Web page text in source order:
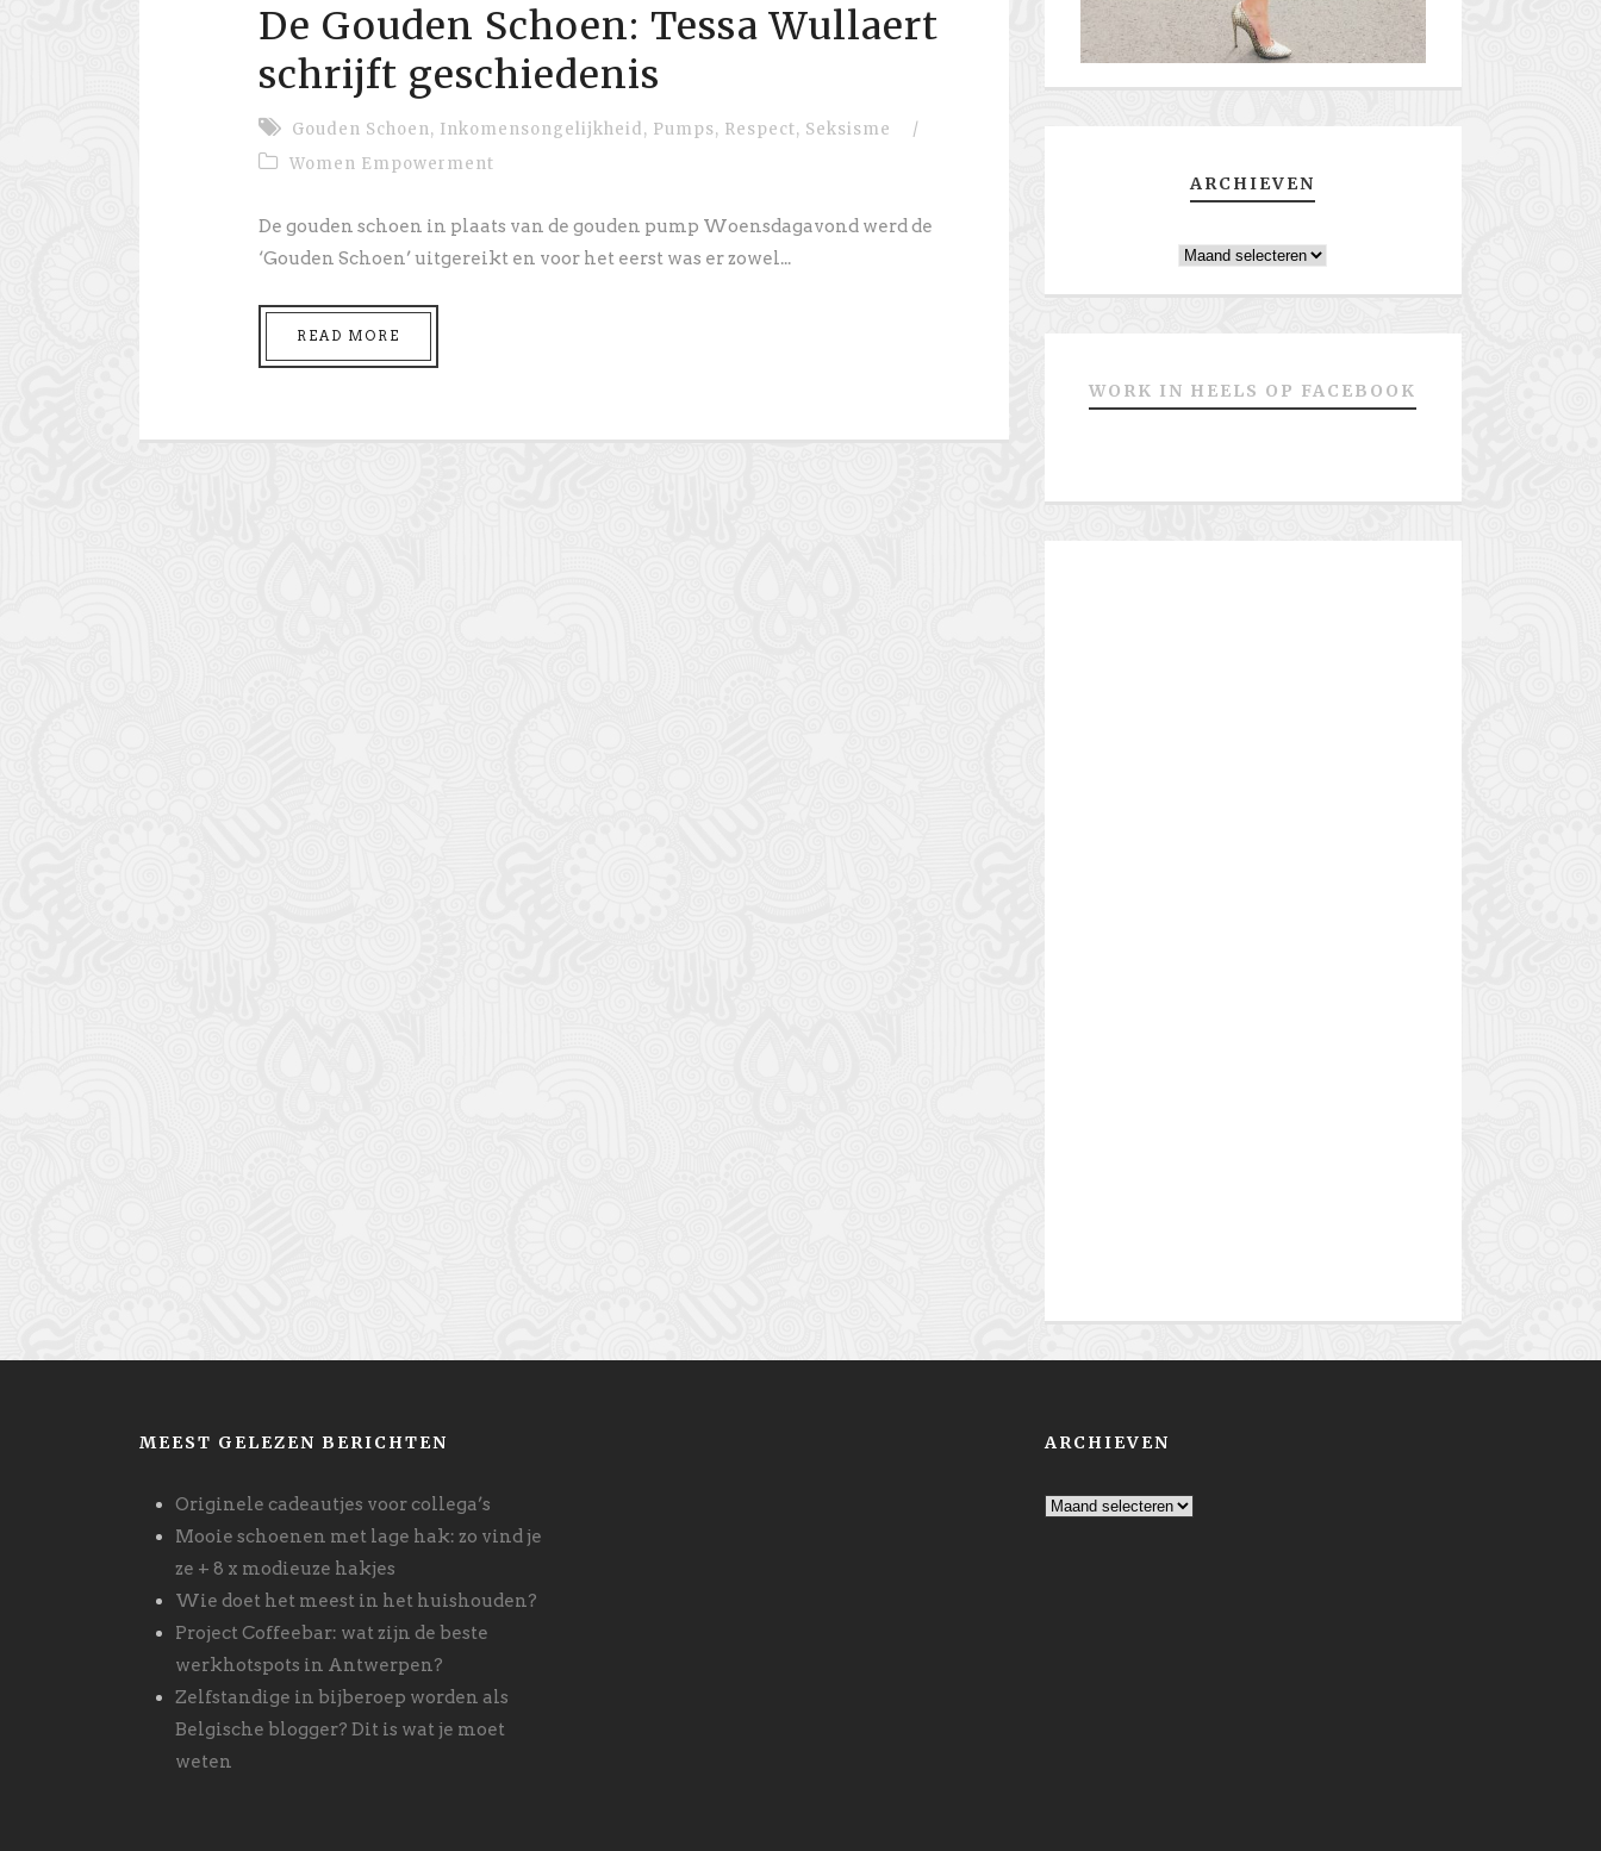
De Gouden Schoen: Tessa Wullaert
schrijft geschiedenis
Gouden Schoen, Inkomensongelijkheid , Pumps, Respect, Seksisme
/
Women Empowerment
De gouden schoen in plaats van de gouden pump Woensdagavond werd de
‘Gouden Schoen’ uitgereikt en voor het eerst was er zowel...
READ MORE
ARCHIEVEN
Archieven
WORK IN HEELS OP FACEBOOK
MEEST GELEZEN BERICHTEN
Originele cadeautjes voor collega’s
Mooie schoenen met lage hak: zo vind je
ze + 8 x modieuze hakjes
Wie doet het meest in het huishouden?
Project Coffeebar: wat zijn de beste
werkhotspots in Antwerpen?
Zelfstandige in bijberoep worden als
Belgische blogger? Dit is wat je moet
weten
ARCHIEVEN
Archieven